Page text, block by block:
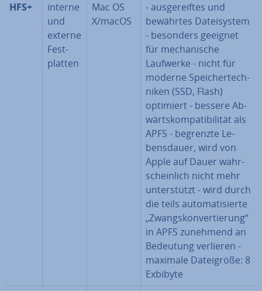
HFS+
interne
und
externe
Fest­
plat­ten
Mac OS
X/macOS
- aus­ge­reif­tes und
bewährtes Da­tei­sys­tem
- besonders geeignet
für me­cha­ni­sche
Laufwerke - nicht für
moderne Spei­cher­tech­
ni­ken (SSD, Flash)
optimiert - bessere Ab­
wärts­kom­pa­ti­bi­li­tät als
APFS - begrenzte Le­
bens­dau­er, wird von
Apple auf Dauer wahr­
schein­lich nicht mehr
un­ter­stützt - wird durch
die teils au­to­ma­ti­sier­te
„Zwangs­kon­ver­tie­rung“
in APFS zunehmend an
Bedeutung verlieren -
maximale Da­tei­grö­ße: 8
Exbibyte